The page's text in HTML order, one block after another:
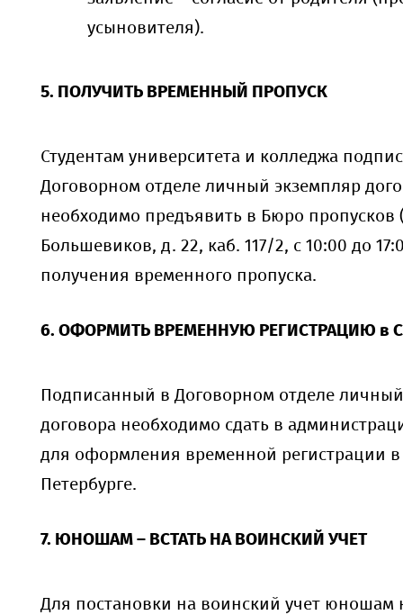
усыновителя).
5. ПОЛУЧИТЬ ВРЕМЕННЫЙ ПРОПУСК
Студентам университета и колледжа
Договорном отделе личный экземпляр
необходимо предъявить в Бюро пропусков
Большевиков, д. 22, каб. 117/2, с 10:00 до
получения временного пропуска.
6. ОФОРМИТЬ ВРЕМЕННУЮ РЕГИСТРАЦИЮ в
Подписанный в Договорном отделе
договора необходимо сдать в
для оформления временной регистрации в
Петербурге.
7. ЮНОШАМ – ВСТАТЬ НА ВОИНСКИЙ УЧЕТ
Для постановки на воинский учет юношам